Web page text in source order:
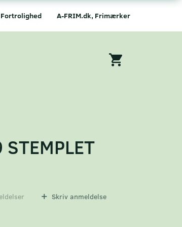
A-FRIM.dk, Frimærker
Fortrolighed
Skriv anmeldelse